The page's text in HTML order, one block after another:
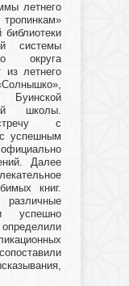
летнего
библиотеки
системы
округа
из летнего
Буинской
школы.
с
успешным
Далее
книг.
успешно